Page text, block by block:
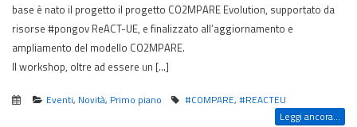
base è nato il progetto il progetto CO2MPARE Evolution, supportato da
risorse #pongov ReACT-UE, e finalizzato all’aggiornamento e
ampliamento del modello CO2MPARE.
Il workshop, oltre ad essere un […]
Eventi, Novità, Primo piano #COMPARE,#REACTEU
Leggi ancora...